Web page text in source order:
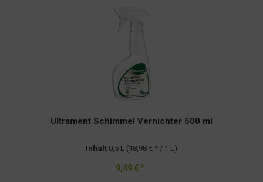
Ultrament Schimmel Vernichter 500 ml
Inhalt 0,5 L (18,98 € * / 1 L)
9,49 € *